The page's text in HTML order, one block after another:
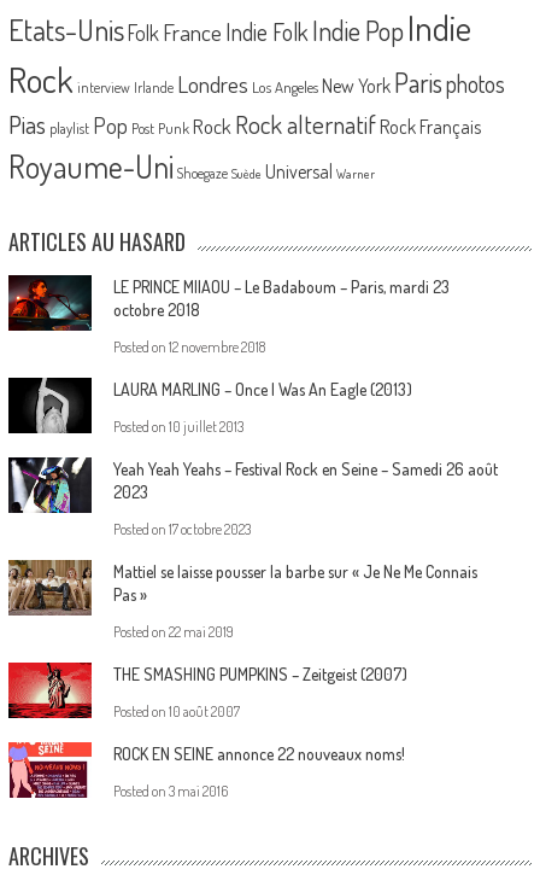
Etats-UnisFolk France Indie FolkIndie PopIndie
Rock interview Irlande Londres Los Angeles New York Parisphotos
Pias playlist Pop Post Punk Rock Rock alternatif Rock Français
Royaume-Uni Shoegaze Suède Universal Warner
ARTICLES AU HASARD
LE PRINCE MIIAOU – Le Badaboum – Paris, mardi 23
octobre 2018
Posted on 12 novembre 2018
LAURA MARLING – Once I Was An Eagle (2013)
Posted on 10 juillet 2013
Yeah Yeah Yeahs – Festival Rock en Seine – Samedi 26 août
2023
Posted on 17 octobre 2023
Mattiel se laisse pousser la barbe sur « Je Ne Me Connais
Pas »
Posted on 22 mai 2019
THE SMASHING PUMPKINS – Zeitgeist (2007)
Posted on 10 août 2007
ROCK EN SEINE annonce 22 nouveaux noms!
Posted on 3 mai 2016
ARCHIVES